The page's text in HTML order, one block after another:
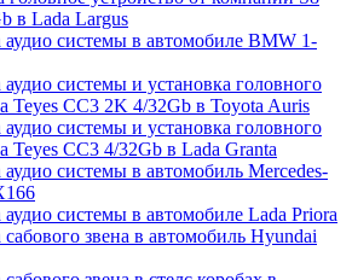
в Lada Largus
аудио системы в автомобиле BMW 1-
аудио системы и установка головного
Teyes CC3 2K 4/32Gb в Toyota Auris
аудио системы и установка головного
Teyes CC3 4/32Gb в Lada Granta
аудио системы в автомобиль Mercedes-
аудио системы в автомобиле Lada Priora
сабового звена в автомобиль Hyundai